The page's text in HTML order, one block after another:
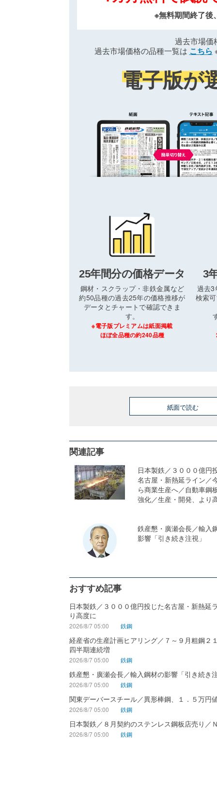
※無料期間終了後
過去市場価
過去市場価格の品種一覧は こちら
電子版が
25年間分の価格データ
鋼材・スクラップ・非鉄金属など
約50品種の過去25年の価格推移が
データとチャートで確認できま
す。
※電子版プレミアムは紙面掲載
ほぼ全品種の約240品種
3
過去3
検索
紙面で読む
関連記事
日本製鉄／３０００億円
名古屋・新熱延ライン／
ら商業生産へ／自動車鋼
強化／生産・開発、より
鉄産懇・廣瀬会長／輸入
影響「引き続き注視」
おすすめ記事
日本製鉄／３０００億円投じた名古屋・新熱
り高度に
2026/8/7 05:00 鉄鋼
経産省の生産計画ヒアリング／７～９月粗鋼２
四半期連続増
2026/8/7 05:00 鉄鋼
鉄産懇・廣瀬会長／輸入鋼材の影響「引き続き
2026/8/7 05:00 鉄鋼
関東デーバースチール／異形棒鋼、１．５万円
2026/8/7 05:00 鉄鋼
日本製鉄／８月契約のステンレス鋼板店売り／
2026/8/7 05:00 鉄鋼